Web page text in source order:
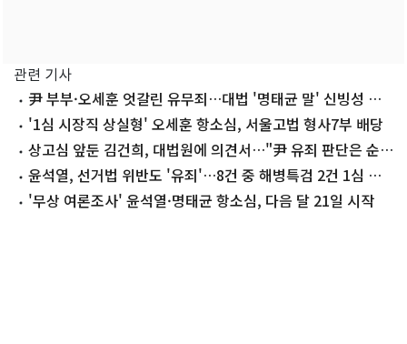
관련 기사
尹 부부·오세훈 엇갈린 유무죄…대법 '명태균 말' 신빙성 판
단에 달렸다
'1심 시장직 상실형' 오세훈 항소심, 서울고법 형사7부 배당
상고심 앞둔 김건희, 대법원에 의견서…"尹 유죄 판단은 순환
논법"
윤석열, 선거법 위반도 '유죄'…8건 중 해병특검 2건 1심 남
아 '무상 여론조사' 윤석열·명태균 항소심, 다음 달 21일 시작